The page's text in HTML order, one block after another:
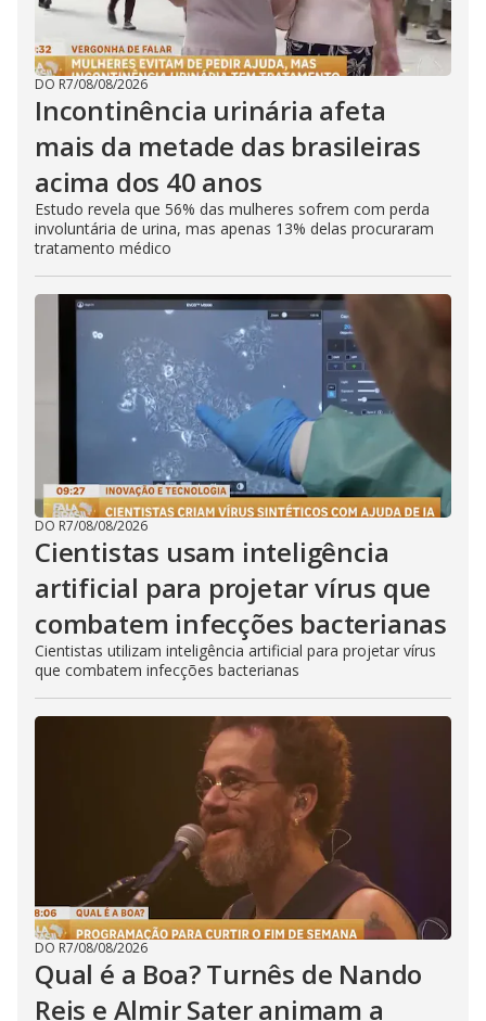
DO R7/08/08/2026
Incontinência urinária afeta
mais da metade das brasileiras
acima dos 40 anos
Estudo revela que 56% das mulheres sofrem com perda
involuntária de urina, mas apenas 13% delas procuraram
tratamento médico
DO R7/08/08/2026
Cientistas usam inteligência
artificial para projetar vírus que
combatem infecções bacterianas
Cientistas utilizam inteligência artificial para projetar vírus
que combatem infecções bacterianas
DO R7/08/08/2026
Qual é a Boa? Turnês de Nando
Reis e Almir Sater animam a